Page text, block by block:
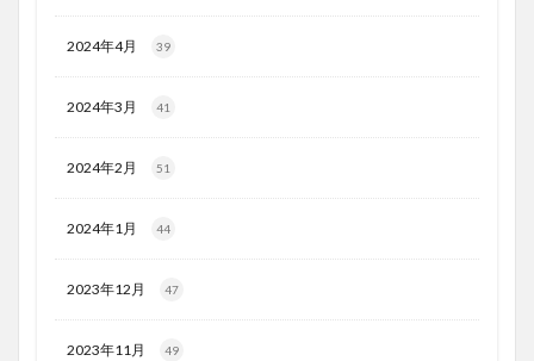
2024年4月 39
2024年3月 41
2024年2月 51
2024年1月 44
2023年12月 47
2023年11月 49